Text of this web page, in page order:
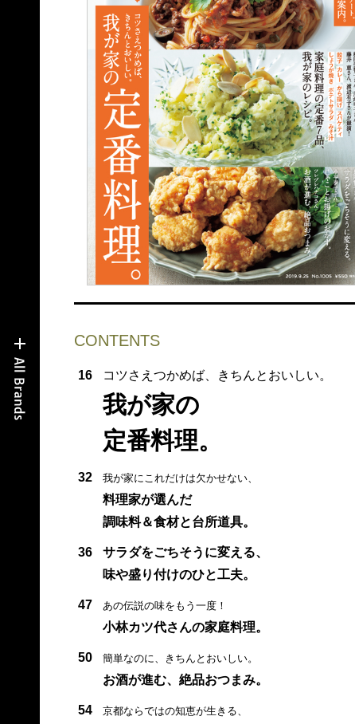
CONTENTS
16 コツさえつかめば、きちんとおいしい。
我が家の
定番料理。
32 我が家にこれだけは欠かせない、
料理家が選んだ
調味料＆食材と台所道具。
36
サラダをごちそうに変える、
味や盛り付けのひと工夫。
47 あの伝説の味をもう一度！
小林カツ代さんの家庭料理。
50 簡単なのに、きちんとおいしい。
お酒が進む、絶品おつまみ。
54 京都ならではの知恵が生きる、